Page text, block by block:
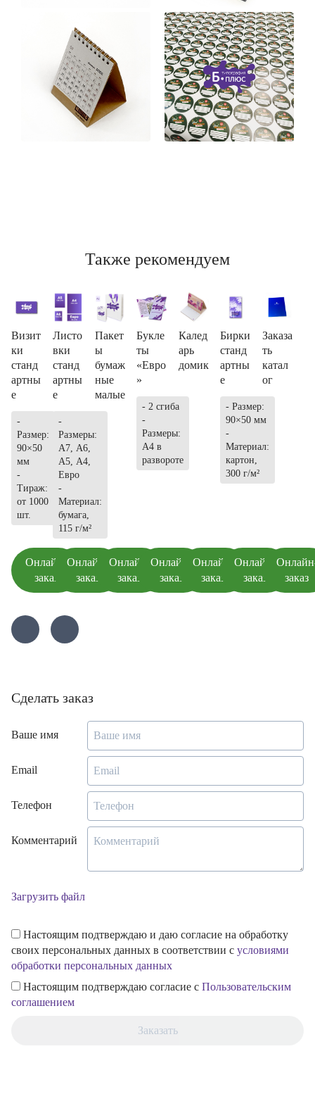
Также рекомендуем
Визит
ки
станд
артны
е
-
Размер:
90×50
мм
-
Тираж:
от 1000
шт.
Онлайн-
заказ
Листо
вки
станд
артны
е
-
Размеры:
А7, А6,
А5, А4,
Евро
-
Материал:
бумага,
115 г/м²
Онлайн-
заказ
Пакет
ы
бумаж
ные
малые
Онлайн-
заказ
Букле
ты
«Евро
»
- 2 сгиба
-
Размеры:
А4 в
развороте
Онлайн-
заказ
Калед
арь
домик
Онлайн-
заказ
Бирки
станд
артны
е
- Размер:
90×50 мм
-
Материал:
картон,
300 г/м²
Онлайн-
заказ
Заказа
ть
катал
ог
заказ
Сделать заказ
Ваше имя
Email
Телефон
Комментарий
Загрузить файл
Настоящим подтверждаю и даю согласие на обработку
своих персональных данных в соответствии с условиями
обработки персональных данных
Настоящим подтверждаю согласие с Пользовательским
соглашением
Заказать